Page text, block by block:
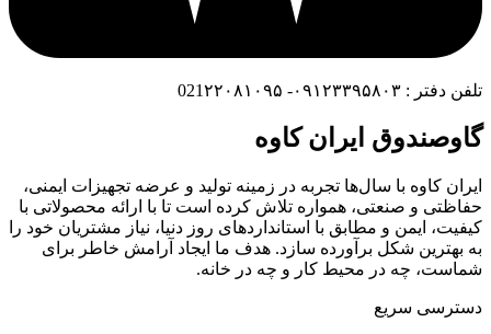
تلفن دفتر : ۰۹۱۲۳۳۹۵۸۰۳- 021۲۲۰۸۱۰۹۵
گاوصندوق ایران کاوه
ایران کاوه با سال‌ها تجربه در زمینه تولید و عرضه تجهیزات ایمنی،
حفاظتی و صنعتی، همواره تلاش کرده است تا با ارائه محصولاتی با
کیفیت، ایمن و مطابق با استانداردهای روز دنیا، نیاز مشتریان خود را
به بهترین شکل برآورده سازد. هدف ما ایجاد آرامش خاطر برای
شماست، چه در محیط کار و چه در خانه.
دسترسی سریع